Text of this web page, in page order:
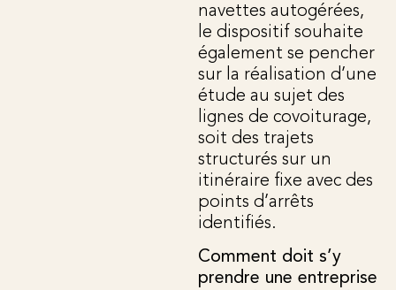
navettes autogérées,
le dispositif souhaite
également se pencher
sur la réalisation d’une
étude au sujet des
lignes de covoiturage,
soit des trajets
structurés sur un
itinéraire fixe avec des
points d’arrêts
identifiés.
Comment doit s’y
prendre une entreprise